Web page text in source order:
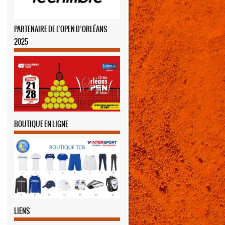
PARTENAIRE DE L’OPEN D’ORLÉANS
2025
BOUTIQUE EN LIGNE
LIENS